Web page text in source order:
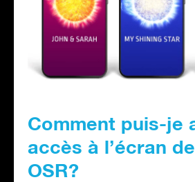
Comment puis-je
accès à l’écran
OSR?